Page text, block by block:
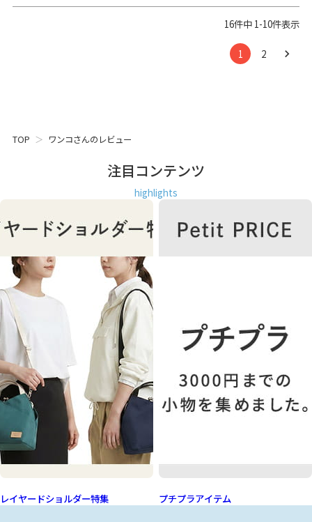
16件中 1-10件表示
1 2
TOP ワンコさんのレビュー
注目コンテンツ
highlights
レイヤードショルダー特集 プチプラアイテム